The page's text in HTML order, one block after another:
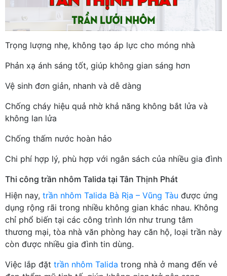
Trọng lượng nhẹ, không tạo áp lực cho móng nhà
Phản xạ ánh sáng tốt, giúp không gian sáng hơn
Vệ sinh đơn giản, nhanh và dễ dàng
Chống cháy hiệu quả nhờ khả năng không bắt lửa và
không lan lửa
Chống thấm nước hoàn hảo
Chi phí hợp lý, phù hợp với ngân sách của nhiều gia đình
Thi công trần nhôm Talida tại Tân Thịnh Phát
Hiện nay, trần nhôm Talida Bà Rịa – Vũng Tàu được ứng
dụng rộng rãi trong nhiều không gian khác nhau. Không
chỉ phổ biến tại các công trình lớn như trung tâm
thương mại, tòa nhà văn phòng hay căn hộ, loại trần này
còn được nhiều gia đình tin dùng.
Việc lắp đặt trần nhôm Talida trong nhà ở mang đến vẻ